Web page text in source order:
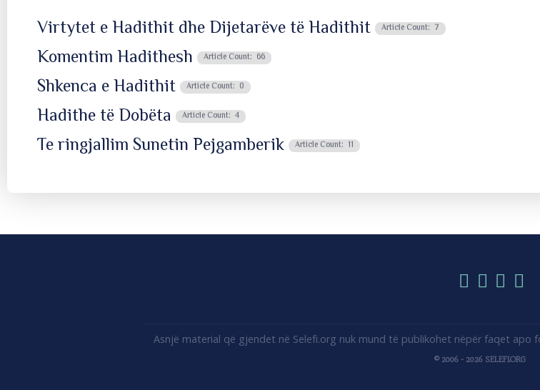
Virtytet e Hadithit dhe Dijetarëve të Hadithit Article Count: 7
Komentim Hadithesh Article Count: 66
Shkenca e Hadithit Article Count: 0
Hadithe të Dobëta Article Count: 4
Te ringjallim Sunetin Pejgamberik Article Count: 11
Asnjë material që gjendet në Selefi.org nuk mund të publikohet nëpër faqet
© 2006 - 2026 SELEFI.ORG